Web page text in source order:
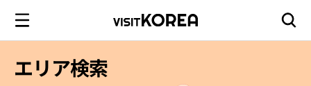
エリア検索